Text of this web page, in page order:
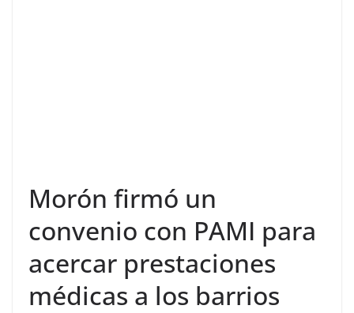
Morón firmó un
convenio con PAMI para
acercar prestaciones
médicas a los barrios